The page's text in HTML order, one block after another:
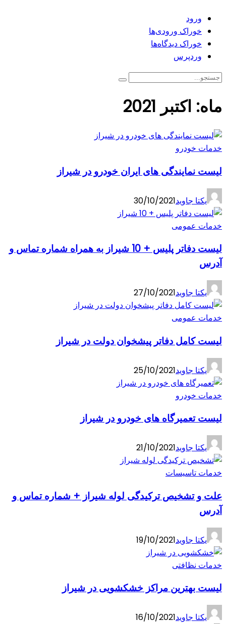
ورود
خوراک ورودی‌ها
خوراک دیدگاه‌ها
وردپرس
ماه: اکتبر 2021
خدمات خودرو
لیست نمایندگی های ایران خودرو در شیراز
یکتا جاوید30/10/2021
خدمات عمومی
لیست دفاتر پليس + 10 شیراز به همراه شماره تماس و
آدرس
یکتا جاوید27/10/2021
خدمات عمومی
لیست کامل دفاتر پیشخوان دولت در شیراز
یکتا جاوید25/10/2021
خدمات خودرو
لیست تعمیرگاه های خودرو در شیراز
یکتا جاوید21/10/2021
خدمات تاسیسات
علت و تشخیص ترکیدگی لوله شیراز + شماره تماس و
آدرس
یکتا جاوید19/10/2021
خدمات نظافتی
لیست بهترین مراکز خشکشویی در شیراز
یکتا جاوید16/10/2021